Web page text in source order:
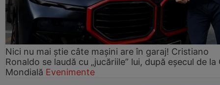
Nici nu mai știe câte mașini are în garaj! Cristiano
Ronaldo se laudă cu „jucăriile” lui, după eșecul de la
Mondială Evenimente